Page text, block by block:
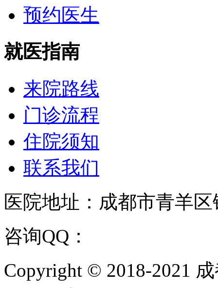
预约医生
就医指南
来院路线
门诊流程
住院须知
联系我们
医院地址：成都市青羊
咨询QQ：
Copyright © 2018-2021